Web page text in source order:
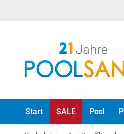
Start SALE Pool